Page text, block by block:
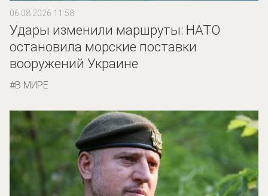
06.08.2026 11:58
Удары изменили маршруты: НАТО
остановила морские поставки
вооружений Украине
В МИРЕ